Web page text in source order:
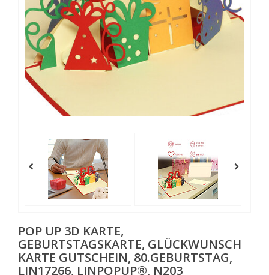
POP UP 3D KARTE,
GEBURTSTAGSKARTE, GLÜCKWUNSCH
KARTE GUTSCHEIN, 80.GEBURTSTAG,
LIN17266, LINPOPUP®, N203